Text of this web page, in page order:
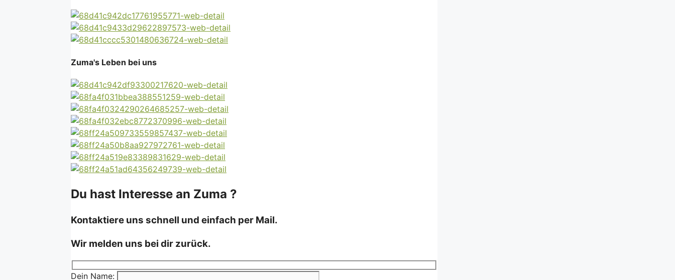
Zuma's Leben bei uns
Du hast Interesse an Zuma ?
Kontaktiere uns schnell und einfach per Mail.
Wir melden uns bei dir zurück.
Dein Name: